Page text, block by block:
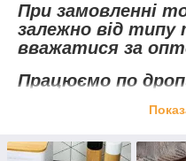
При замовленні
залежно від типу
вважатися за
Працюємо по
Замовляйте ваги в